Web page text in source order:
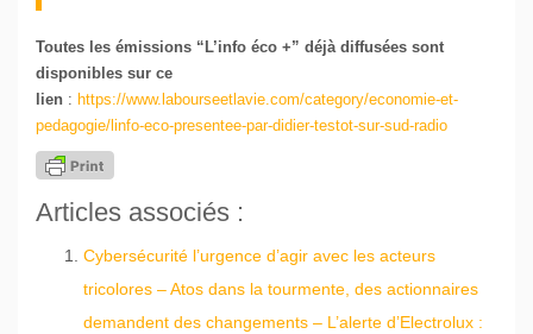
Toutes les émissions “L’info éco +” déjà diffusées sont
disponibles sur ce
lien : https://www.labourseetlavie.com/category/economie-et-
pedagogie/linfo-eco-presentee-par-didier-testot-sur-sud-radio
Articles associés :
Cybersécurité l’urgence d’agir avec les acteurs
tricolores – Atos dans la tourmente, des actionnaires
demandent des changements – L’alerte d’Electrolux :